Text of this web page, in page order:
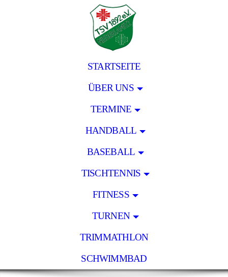
STARTSEITE
ÜBER UNS
TERMINE
HANDBALL
BASEBALL
TISCHTENNIS
FITNESS
TURNEN
TRIMMATHLON
SCHWIMMBAD